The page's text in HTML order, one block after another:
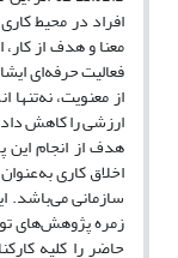
افراد در محیط
معنا و هدف از
فعالیت حرفه‌ای
از معنویت،
ارزشی را کاهش
هدف از انجام
اخلاق کاری
سازمانی می‌باشد.
زمره پژوهش‌های
حاضر را کلیه